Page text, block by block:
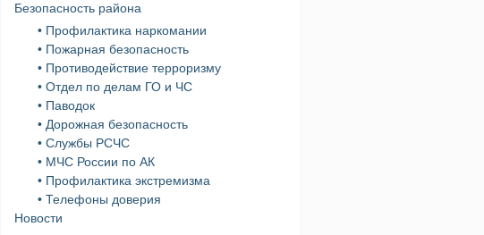
Безопасность района
• Профилактика наркомании
• Пожарная безопасность
• Противодействие терроризму
• Отдел по делам ГО и ЧС
• Паводок
• Дорожная безопасность
• Службы РСЧС
• МЧС России по АК
• Профилактика экстремизма
• Телефоны доверия
Новости